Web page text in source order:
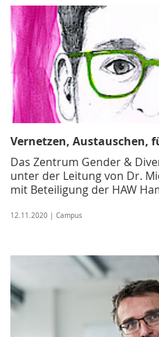
Vernetzen, Austauschen,
Das Zentrum Gender &
unter der Leitung von Dr.
mit Beteiligung der HAW
12.11.2020 | Campus